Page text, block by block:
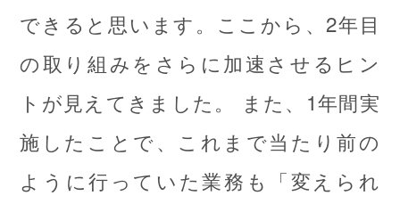
できると思います。ここから、2年目
の取り組みをさらに加速させるヒン
トが見えてきました。 また、1年間実
施したことで、これまで当たり前の
ように行っていた業務も「変えられ